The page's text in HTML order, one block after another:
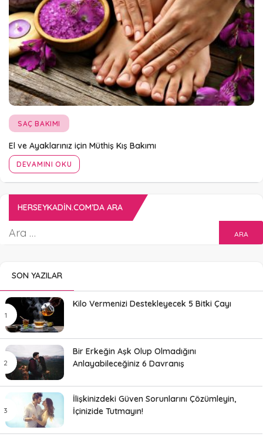
SAÇ BAKIMI
El ve Ayaklarınız için Müthiş Kış Bakımı
DEVAMINI OKU
HERSEYKADIN.COM’DA ARA
SON YAZILAR
Kilo Vermenizi Destekleyecek 5 Bitki Çayı
Bir Erkeğin Aşk Olup Olmadığını
Anlayabileceğiniz 6 Davranış
İlişkinizdeki Güven Sorunlarını Çözümleyin,
İçinizide Tutmayın!